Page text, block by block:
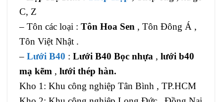
C, Z
– Tôn các loại : Tôn Hoa Sen , Tôn Đông Á ,
Tôn Việt Nhật .
– Lưới B40 : Lưới B40 Bọc nhựa , lưới b40
mạ kẽm , lưới thép hàn.
Kho 1: Khu công nghiệp Tân Bình , TP.HCM